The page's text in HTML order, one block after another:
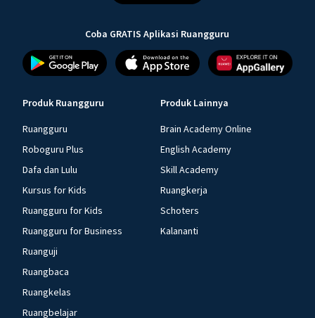
Coba GRATIS Aplikasi Ruangguru
Produk Ruangguru
Ruangguru
Roboguru Plus
Dafa dan Lulu
Kursus for Kids
Ruangguru for Kids
Ruangguru for Business
Ruanguji
Ruangbaca
Ruangkelas
Ruangbelajar
Produk Lainnya
Brain Academy Online
English Academy
Skill Academy
Ruangkerja
Schoters
Kalananti